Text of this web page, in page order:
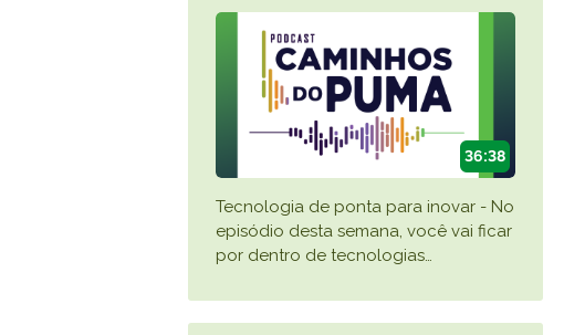
36:38
Tecnologia de ponta para inovar - No
episódio desta semana, você vai ficar
por dentro de tecnologias…